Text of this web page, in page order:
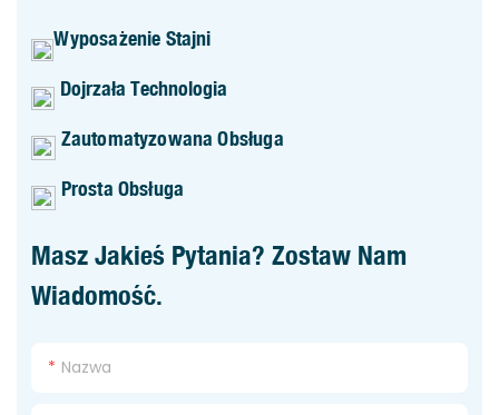
Wyposażenie Stajni
Dojrzała Technologia
Zautomatyzowana Obsługa
Prosta Obsługa
Masz Jakieś Pytania? Zostaw Nam
Wiadomość.
Nazwa